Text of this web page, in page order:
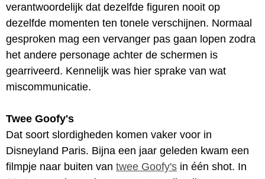
verantwoordelijk dat dezelfde figuren nooit op
dezelfde momenten ten tonele verschijnen. Normaal
gesproken mag een vervanger pas gaan lopen zodra
het andere personage achter de schermen is
gearriveerd. Kennelijk was hier sprake van wat
miscommunicatie.
Twee Goofy's
Dat soort slordigheden komen vaker voor in
Disneyland Paris. Bijna een jaar geleden kwam een
filmpje naar buiten van twee Goofy's in één shot. In